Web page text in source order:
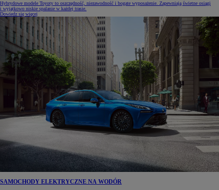
Hybrydowe modele Toyoty to oszczędność, niezawodność i bogate wyposażenie. Zapewniają świetne osiągi
i wyjątkowo niskie spalanie w każdej trasie.
Dowiedz się więcej
SAMOCHODY ELEKTRYCZNE NA WODÓR